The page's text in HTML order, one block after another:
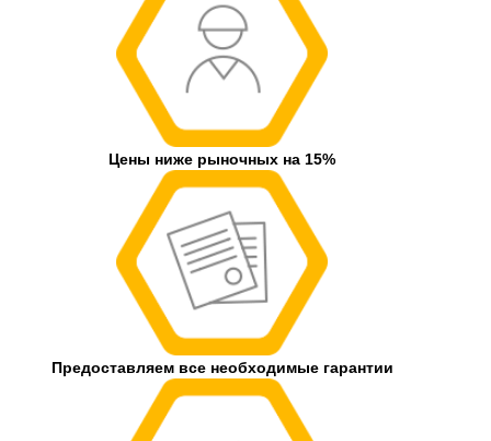
Цены ниже рыночных на 15%
Предоставляем все необходимые гарантии